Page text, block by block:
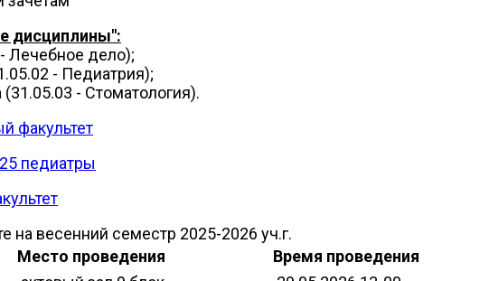
дисциплины":
Лечебное дело);
- Педиатрия);
- Стоматология).
факультет
педиатры
на весенний семестр 2025-2026 уч.г.
Место проведения Время проведения